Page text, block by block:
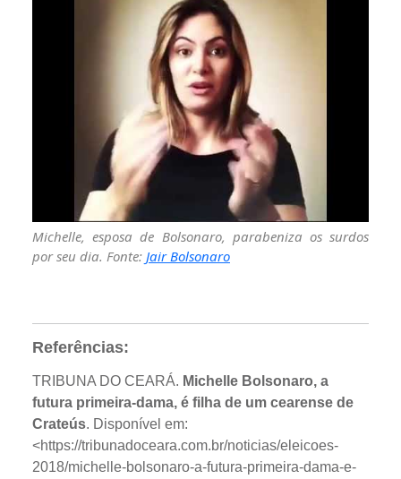
Michelle, esposa de Bolsonaro, parabeniza os surdos
por seu dia. Fonte: Jair Bolsonaro
Referências:
TRIBUNA DO CEARÁ. Michelle Bolsonaro, a
futura primeira-dama, é filha de um cearense de
Crateús. Disponível em:
<https://tribunadoceara.com.br/noticias/eleicoes-
2018/michelle-bolsonaro-a-futura-primeira-dama-e-